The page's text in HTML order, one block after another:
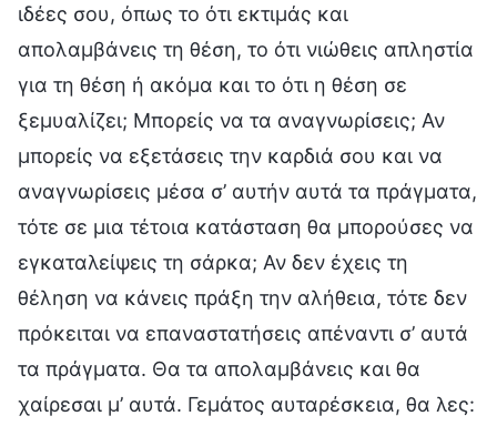
ιδέες σου, όπως το ότι εκτιμάς και
απολαμβάνεις τη θέση, το ότι νιώθεις απληστία
για τη θέση ή ακόμα και το ότι η θέση σε
ξεμυαλίζει; Μπορείς να τα αναγνωρίσεις; Αν
μπορείς να εξετάσεις την καρδιά σου και να
αναγνωρίσεις μέσα σ’ αυτήν αυτά τα πράγματα,
τότε σε μια τέτοια κατάσταση θα μπορούσες να
εγκαταλείψεις τη σάρκα; Αν δεν έχεις τη
θέληση να κάνεις πράξη την αλήθεια, τότε δεν
πρόκειται να επαναστατήσεις απέναντι σ’ αυτά
τα πράγματα. Θα τα απολαμβάνεις και θα
χαίρεσαι μ’ αυτά. Γεμάτος αυταρέσκεια, θα λες: